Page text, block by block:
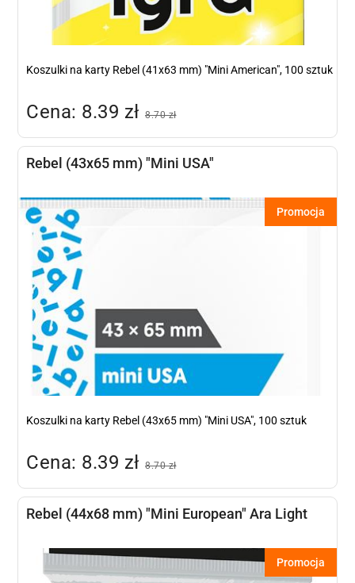
Koszulki na karty Rebel (41x63 mm) "Mini American", 100 sztuk
Cena: 8.39 zł 8.70 zł
Rebel (43x65 mm) "Mini USA"
Promocja
Koszulki na karty Rebel (43x65 mm) "Mini USA", 100 sztuk
Cena: 8.39 zł 8.70 zł
Rebel (44x68 mm) "Mini European" Ara Light
Promocja